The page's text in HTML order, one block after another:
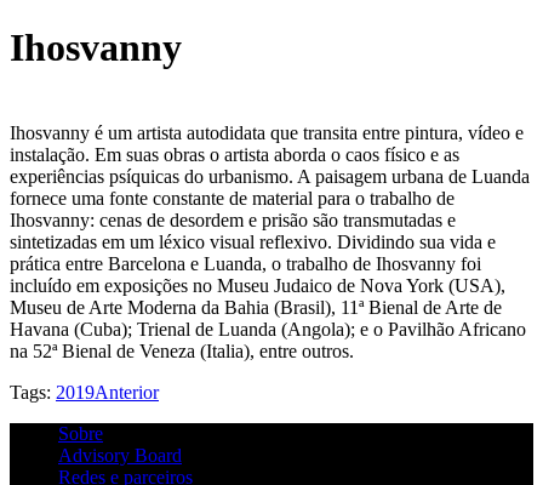
Ihosvanny
Ihosvanny é um artista autodidata que transita entre pintura, vídeo e
instalação. Em suas obras o artista aborda o caos físico e as
experiências psíquicas do urbanismo. A paisagem urbana de Luanda
fornece uma fonte constante de material para o trabalho de
Ihosvanny: cenas de desordem e prisão são transmutadas e
sintetizadas em um léxico visual reflexivo. Dividindo sua vida e
prática entre Barcelona e Luanda, o trabalho de Ihosvanny foi
incluído em exposições no Museu Judaico de Nova York (USA),
Museu de Arte Moderna da Bahia (Brasil), 11ª Bienal de Arte de
Havana (Cuba); Trienal de Luanda (Angola); e o Pavilhão Africano
na 52ª Bienal de Veneza (Italia), entre outros.
Tags: 2019Anterior
Sobre
Advisory Board
Redes e parceiros